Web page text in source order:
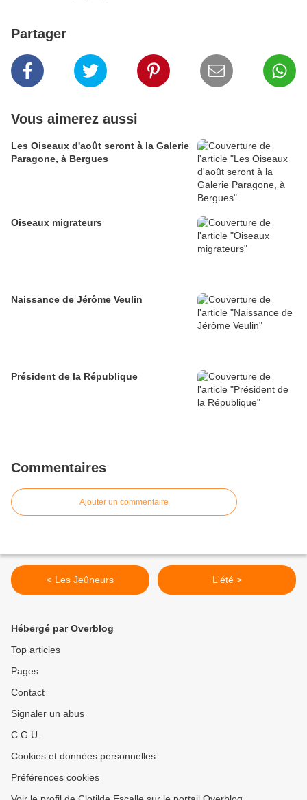
Partager
Vous aimerez aussi
Les Oiseaux d'août seront à la Galerie
Paragone, à Bergues
Oiseaux migrateurs
Naissance de Jérôme Veulin
Président de la République
Commentaires
Ajouter un commentaire
< Les Jeûneurs L'été >
Hébergé par Overblog
Top articles
Pages
Contact
Signaler un abus
C.G.U.
Cookies et données personnelles
Préférences cookies